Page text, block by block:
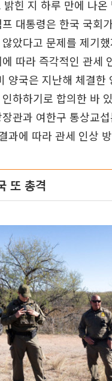
힌 지 하루 만에 나
대통령은 한국 국회
았다고 문제를 제기
따라 즉각적인 관세
양국은 지난해 체결
하하기로 합의한 바
관과 여한구 통상교
과에 따라 관세 인상
또 총격